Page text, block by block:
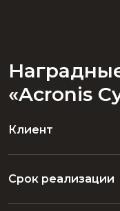
«Acronis
Клиент
Срок реализации